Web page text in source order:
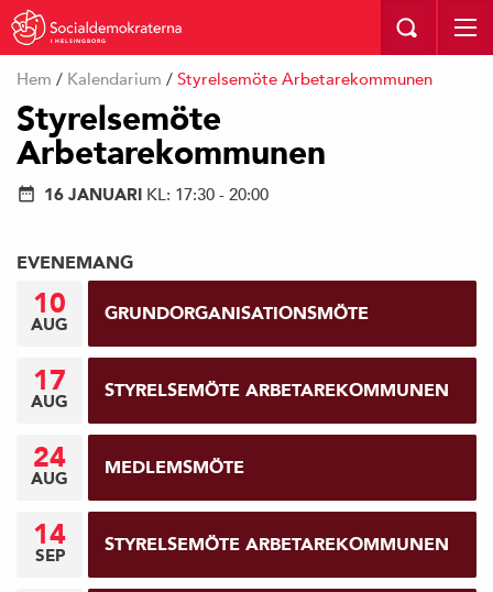
I HELSINGBORG
Hem / Kalendarium / Styrelsemöte Arbetarekommunen
Styrelsemöte
Arbetarekommunen
16 JANUARI KL: 17:30 - 20:00
EVENEMANG
10
AUG GRUNDORGANISATIONSMÖTE
17
AUG STYRELSEMÖTE ARBETAREKOMMUNEN
24
AUG MEDLEMSMÖTE
14
SEP STYRELSEMÖTE ARBETAREKOMMUNEN